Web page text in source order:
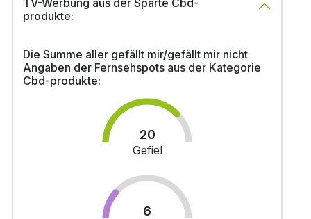
TV-Werbung aus der Sparte Cbd-
produkte:
Die Summe aller gefällt mir/gefällt mir nicht
Angaben der Fernsehspots aus der Kategorie
Cbd-produkte:
20
Gefiel
6